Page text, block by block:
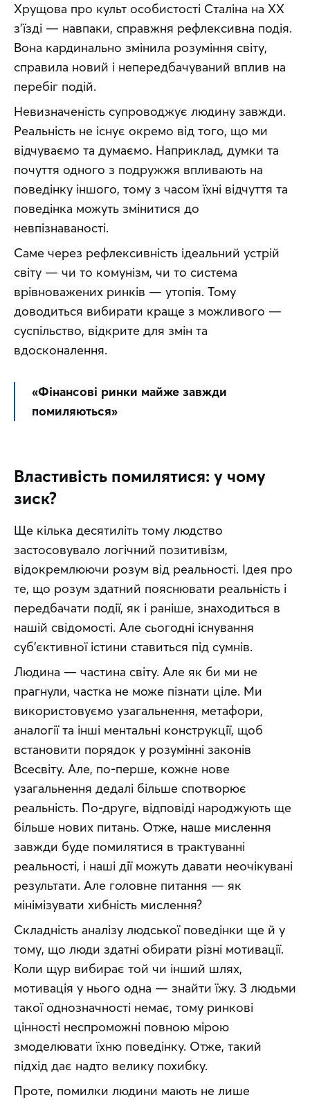
Хрущова про культ особистості Сталіна на ХХ
з’їзді — навпаки, справжня рефлексивна подія.
Вона кардинально змінила розуміння світу,
справила новий і непередбачуваний вплив на
перебіг подій.
Невизначеність супроводжує людину завжди.
Реальність не існує окремо від того, що ми
відчуваємо та думаємо. Наприклад, думки та
почуття одного з подружжя впливають на
поведінку іншого, тому з часом їхні відчуття та
поведінка можуть змінитися до
невпізнаваності.
Саме через рефлексивність ідеальний устрій
світу — чи то комунізм, чи то система
врівноважених ринків — утопія. Тому
доводиться вибирати краще з можливого —
суспільство, відкрите для змін та
вдосконалення.
«Фінансові ринки майже завжди
помиляються»
Властивість помилятися: у чому
зиск?
Ще кілька десятиліть тому людство
застосовувало логічний позитивізм,
відокремлюючи розум від реальності. Ідея про
те, що розум здатний пояснювати реальність і
передбачати події, як і раніше, знаходиться в
нашій свідомості. Але сьогодні існування
суб’єктивної істини ставиться під сумнів.
Людина — частина світу. Але як би ми не
прагнули, частка не може пізнати ціле. Ми
використовуємо узагальнення, метафори,
аналогії та інші ментальні конструкції, щоб
встановити порядок у розумінні законів
Всесвіту. Але, по-перше, кожне нове
узагальнення дедалі більше спотворює
реальність. По-друге, відповіді народжують ще
більше нових питань. Отже, наше мислення
завжди буде помилятися в трактуванні
реальності, і наші дії можуть давати неочікувані
результати. Але головне питання — як
мінімізувати хибність мислення?
Складність аналізу людської поведінки ще й у
тому, що люди здатні обирати різні мотивації.
Коли щур вибирає той чи інший шлях,
мотивація у нього одна — знайти їжу. З людьми
такої однозначності немає, тому ринкові
цінності неспроможні повною мірою
змоделювати їхню поведінку. Отже, такий
підхід дає надто велику похибку.
Проте, помилки людини мають не лише